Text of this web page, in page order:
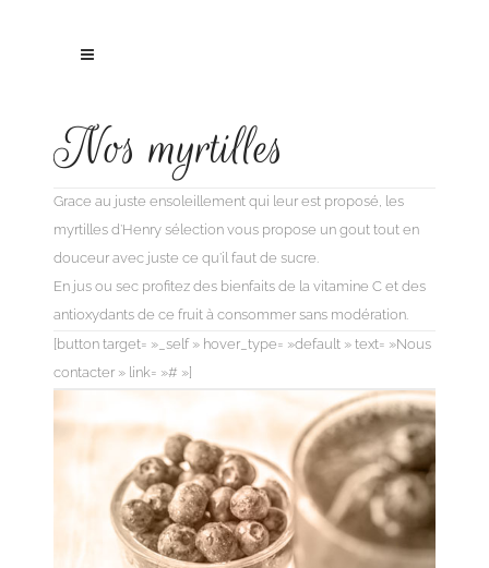
NOS PRODUITS
Nos myrtilles
Grace au juste ensoleillement qui leur est proposé, les
myrtilles d’Henry sélection vous propose un gout tout en
douceur avec juste ce qu’il faut de sucre.
En jus ou sec profitez des bienfaits de la vitamine C et des
antioxydants de ce fruit à consommer sans modération.
[button target= »_self » hover_type= »default » text= »Nous
contacter » link= »# »]